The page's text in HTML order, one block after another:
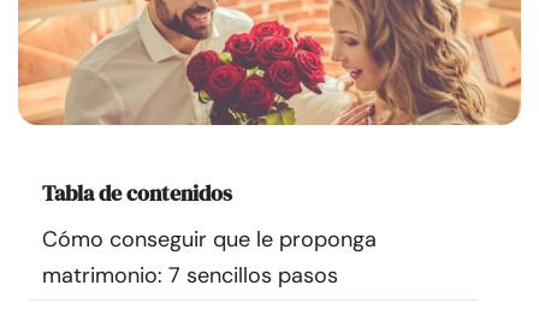
Ayuda
Cursos
Comunidad
Encuentra un terapeuta
Tabla de contenidos
Cómo conseguir que le proponga
matrimonio: 7 sencillos pasos